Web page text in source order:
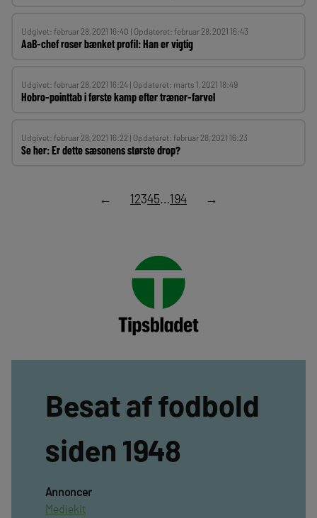
Udgivet: februar 28, 2021 16:40 | Opdateret: februar 28, 2021 16:43
AaB-chef roser bænket profil: Han er vigtig
Udgivet: februar 28, 2021 16:24 | Opdateret: marts 1, 2021 18:49
Hobro-pointtab i første kamp efter træner-farvel
Udgivet: februar 28, 2021 16:22 | Opdateret: februar 28, 2021 16:23
Se her: Er dette sæsonens største drop?
← 12345…194 →
Besat af fodbold
siden 1948
Annoncer
Mediekit